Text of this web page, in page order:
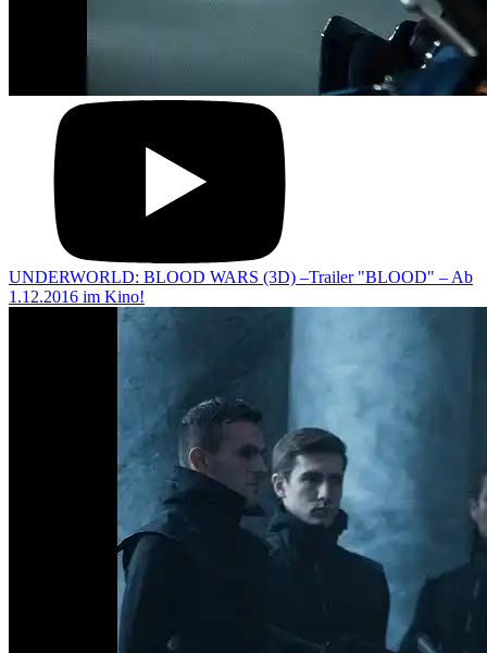
UNDERWORLD: BLOOD WARS (3D) –Trailer "BLOOD" – Ab
1.12.2016 im Kino!